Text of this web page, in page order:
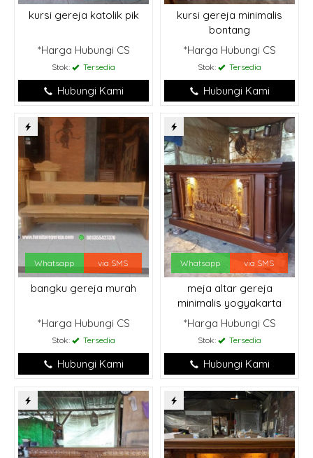
kursi gereja katolik pik
*Harga Hubungi CS
Stok: Tersedia
Hubungi Kami
kursi gereja minimalis
bontang
*Harga Hubungi CS
Stok: Tersedia
Hubungi Kami
Whatsapp via SMS
bangku gereja murah
*Harga Hubungi CS
Stok: Tersedia
Hubungi Kami
Whatsapp via SMS
meja altar gereja
minimalis yogyakarta
*Harga Hubungi CS
Stok: Tersedia
Hubungi Kami